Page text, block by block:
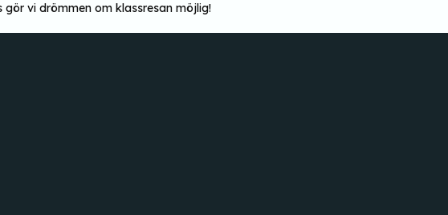
vi drömmen om klassresan möjlig!